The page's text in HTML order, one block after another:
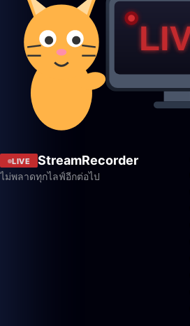
LIVE StreamRecorder
ไม่พลาดทุกไลฟ์อีกต่อไป